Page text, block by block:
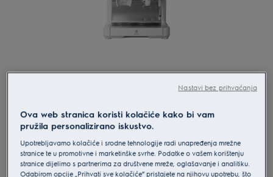
E8EC1-8SW
Electrolux 800 Series
Ova web stranica koristi kolačiće kako bi vam
pružila personalizirano iskustvo.
Upotrebljavamo kolačiće i srodne tehnologije radi unapređenja mrežne
stranice te u promotivne i marketinške svrhe. Podatke o vašem korištenju
stranice dijelimo s partnerima za društvene mreže, oglašavanje i analitiku.
Odabirom opcije „Prihvati sve kolačiće” pristajete na njihovu upotrebu, što
Nastavi bez prihvaćanja